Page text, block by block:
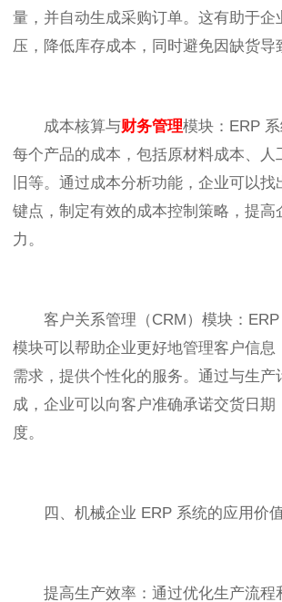
量，并自动生成采购订单。这有助于企
压，降低库存成本，同时避免因缺货导
成本核算与财务管理模块：ERP
每个产品的成本，包括原材料成本、人
旧等。通过成本分析功能，企业可以
键点，制定有效的成本控制策略，提高
力。
客户关系管理（CRM）模块：ERP
模块可以帮助企业更好地管理客户信息
需求，提供个性化的服务。通过与生产
成，企业可以向客户准确承诺交货日期
度。
四、机械企业 ERP 系统的应用价
提高生产效率：通过优化生产流程